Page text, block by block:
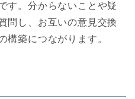
す。分からないことや疑
問し、お互いの意見交換
構築につながります。